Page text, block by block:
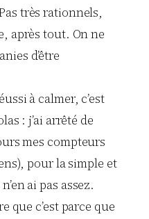
très rationnels,
après tout. On ne
d’être
à calmer, c’est
: j’ai arrêté de
mes compteurs
pour la simple et
ai pas assez.
que c’est parce que